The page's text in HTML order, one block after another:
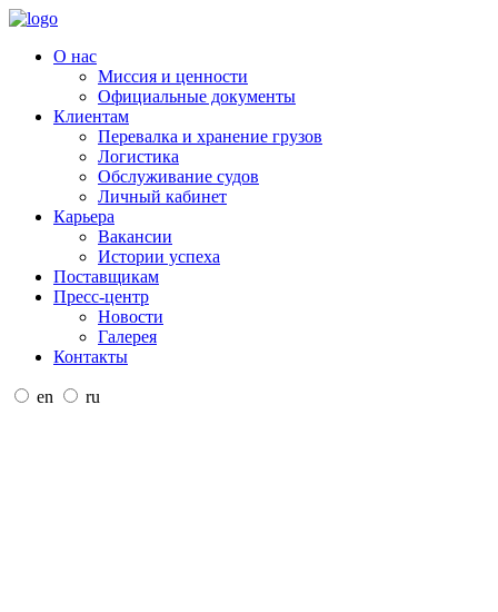
О нас
Миссия и ценности
Официальные документы
Клиентам
Перевалка и хранение грузов
Логистика
Обслуживание судов
Личный кабинет
Карьера
Вакансии
Истории успеха
Поставщикам
Пресс-центр
Новости
Галерея
Контакты
en ru